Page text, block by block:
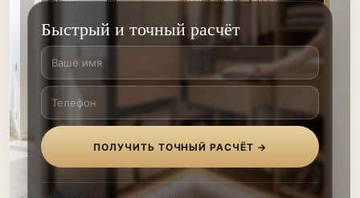
Быстрый и точный расчёт
ПОЛУЧИТЬ ТОЧНЫЙ РАСЧЁТ →